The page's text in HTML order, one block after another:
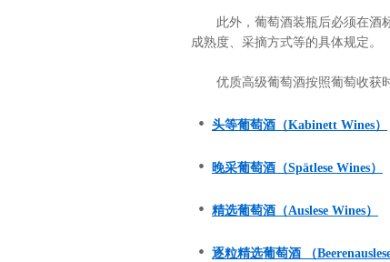
此外，葡萄酒装瓶后必须在酒标
成熟度、采摘方式等的具体规定。
优质高级葡萄酒按照葡萄收获时
• 头等葡萄酒（Kabinett Wines）
• 晚采葡萄酒（Spätlese Wines）
• 精选葡萄酒（Auslese Wines）
• 逐粒精选葡萄酒 （